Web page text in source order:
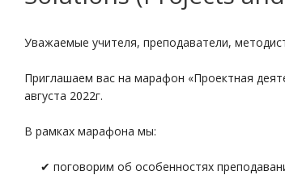
Уважаемые учителя, преподаватели,
Приглашаем вас на марафон «Проектная
августа 2022г.
В рамках марафона мы:
✔ поговорим об особенностях